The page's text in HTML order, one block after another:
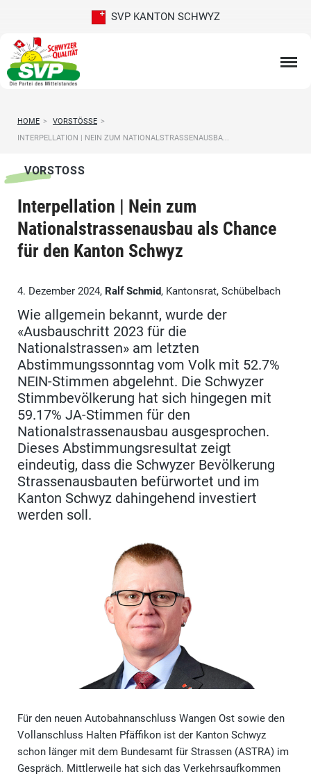
SVP KANTON SCHWYZ
HOME > VORSTÖSSE >
INTERPELLATION | NEIN ZUM NATIONALSTRASSENAUSBA...
VORSTOSS
Interpellation | Nein zum
Nationalstrassenausbau als Chance
für den Kanton Schwyz
4. Dezember 2024, Ralf Schmid, Kantonsrat, Schübelbach
Wie allgemein bekannt, wurde der
«Ausbauschritt 2023 für die
Nationalstrassen» am letzten
Abstimmungssonntag vom Volk mit 52.7%
NEIN-Stimmen abgelehnt. Die Schwyzer
Stimmbevölkerung hat sich hingegen mit
59.17% JA-Stimmen für den
Nationalstrassenausbau ausgesprochen.
Dieses Abstimmungsresultat zeigt
eindeutig, dass die Schwyzer Bevölkerung
Strassenausbauten befürwortet und im
Kanton Schwyz dahingehend investiert
werden soll.
Für den neuen Autobahnanschluss Wangen Ost sowie den
Vollanschluss Halten Pfäffikon ist der Kanton Schwyz
schon länger mit dem Bundesamt für Strassen (ASTRA) im
Gespräch. Mittlerweile hat sich das Verkehrsaufkommen